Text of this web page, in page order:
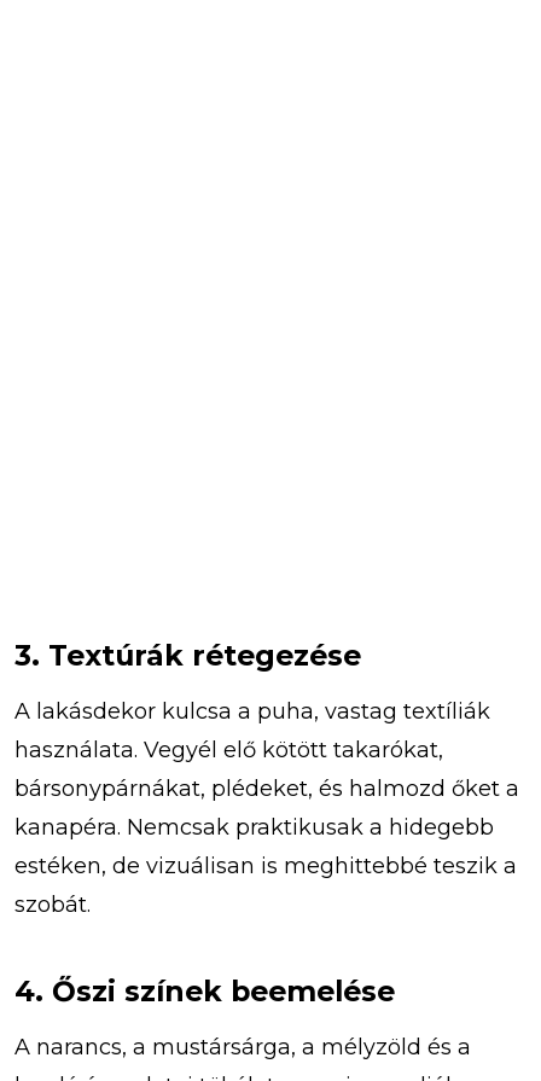
3. Textúrák rétegezése
A lakásdekor kulcsa a puha, vastag textíliák
használata. Vegyél elő kötött takarókat,
bársonypárnákat, plédeket, és halmozd őket a
kanapéra. Nemcsak praktikusak a hidegebb
estéken, de vizuálisan is meghittebbé teszik a
szobát.
4. Őszi színek beemelése
A narancs, a mustársárga, a mélyzöld és a